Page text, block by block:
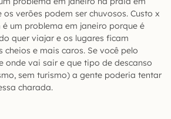
os verões podem ser chuvosos. Custo x
um problema em janeiro porque é
quer viajar e os lugares ficam
cheios e mais caros. Se você pelo
onde vai sair e que tipo de descanso
sem turismo) a gente poderia tentar
charada.